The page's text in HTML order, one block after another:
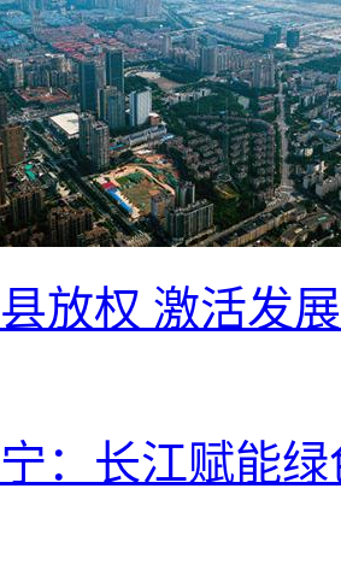
放权 激活发
：长江赋能